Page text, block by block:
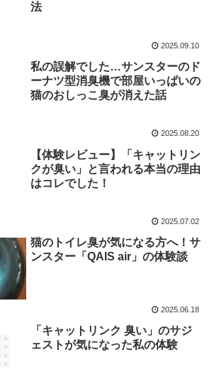
法
2025.09.10
私の誤解でした…サンスターのド
ーナツ型消臭機で部屋いっぱいの
猫のおしっこ臭が消えた話
2025.08.20
【体験レビュー】「キャットリン
クが臭い」と言われる本当の理由
はコレでした！
2025.07.02
猫のトイレ臭が気になる方へ！サ
ンスター「QAIS air」の体験談
2025.06.18
「キャットリンク 臭い」のサジ
ェストが気になった私の体験